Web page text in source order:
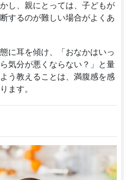
し、親にとっては、子どもが
するのが難しい場合がよくあ
に耳を傾け、「おなかはいっ
気分が悪くならない？」と量
う教えることは、満腹感を感
ます。